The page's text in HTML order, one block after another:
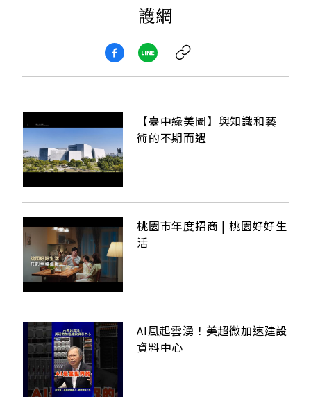
護網
【臺中綠美圖】與知識和藝
術的不期而遇
桃園市年度招商 | 桃園好好生
活
AI風起雲湧！美超微加速建設
資料中心